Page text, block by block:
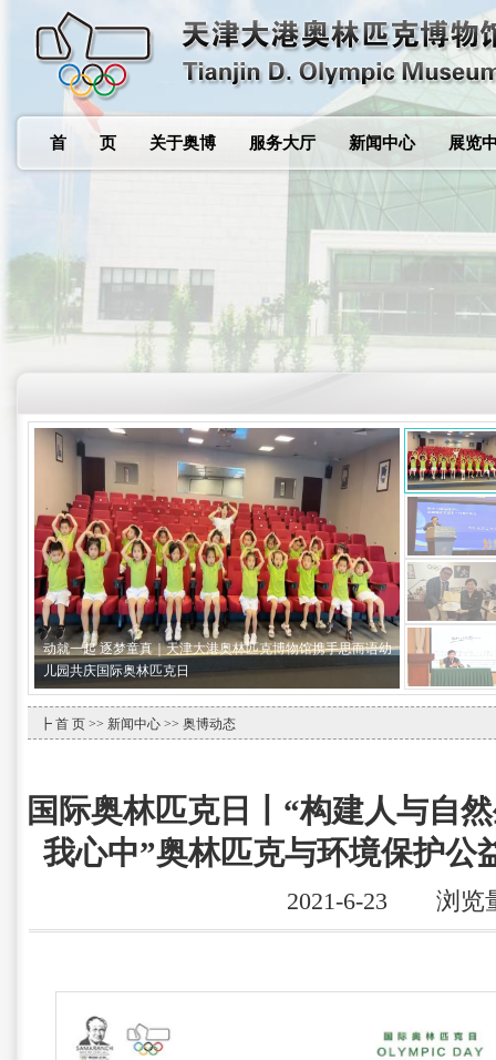
首 页 关于奥博 服务大厅 新闻中心 展览
动就一起 逐梦童真｜天津大港奥林匹克博物馆携手思而语幼
儿园共庆国际奥林匹克日
┣ 首 页 >> 新闻中心 >> 奥博动态
国际奥林匹克日丨“构建人与自
我心中”奥林匹克与环境保护公
2021-6-23 浏览